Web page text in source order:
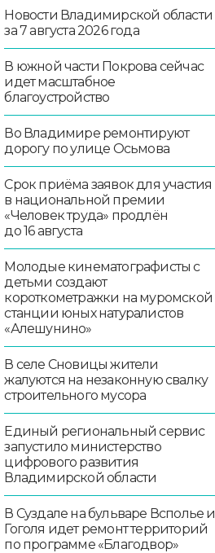
Новости Владимирской области
за 7 августа 2026 года
В южной части Покрова сейчас
идет масштабное
благоустройство
Во Владимире ремонтируют
дорогу по улице Осьмова
Срок приёма заявок для участия
в национальной премии
«Человек труда» продлён
до 16 августа
Молодые кинематографисты с
детьми создают
короткометражки на муромской
станции юных натуралистов
«Алешунино»
В селе Сновицы жители
жалуются на незаконную свалку
строительного мусора
Единый региональный сервис
запустило министерство
цифрового развития
Владимирской области
В Суздале на бульваре Всполье и
Гоголя идет ремонт территорий
по программе «Благодвор»